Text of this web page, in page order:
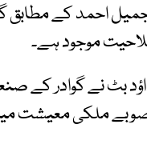
احمد کے مطابق
موجود ہے۔
بٹ نے گوادر کے
ملکی معیشت میں